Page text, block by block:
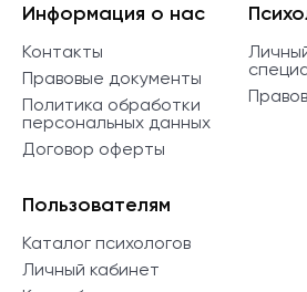
Информация о нас
Контакты
Правовые документы
Политика обработки
персональных данных
Договор оферты
Пользователям
Каталог психологов
Личный кабинет